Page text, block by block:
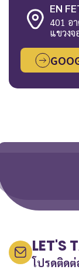
EN
401 อ
แขวงจ
LET'S
โปรดติด